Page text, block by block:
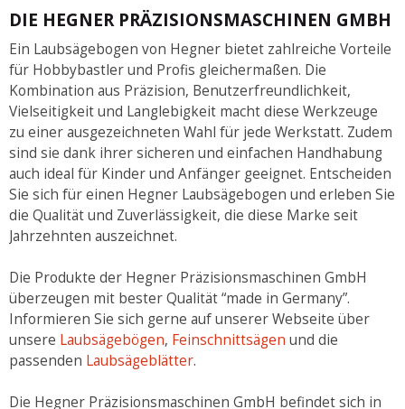
DIE HEGNER PRÄZISIONSMASCHINEN GMBH
Ein Laubsägebogen von Hegner bietet zahlreiche Vorteile
für Hobbybastler und Profis gleichermaßen. Die
Kombination aus Präzision, Benutzerfreundlichkeit,
Vielseitigkeit und Langlebigkeit macht diese Werkzeuge
zu einer ausgezeichneten Wahl für jede Werkstatt. Zudem
sind sie dank ihrer sicheren und einfachen Handhabung
auch ideal für Kinder und Anfänger geeignet. Entscheiden
Sie sich für einen Hegner Laubsägebogen und erleben Sie
die Qualität und Zuverlässigkeit, die diese Marke seit
Jahrzehnten auszeichnet.
Die Produkte der Hegner Präzisionsmaschinen GmbH
überzeugen mit bester Qualität “made in Germany”.
Informieren Sie sich gerne auf unserer Webseite über
unsere Laubsägebögen, Feinschnittsägen und die
passenden Laubsägeblätter.
Die Hegner Präzisionsmaschinen GmbH befindet sich in